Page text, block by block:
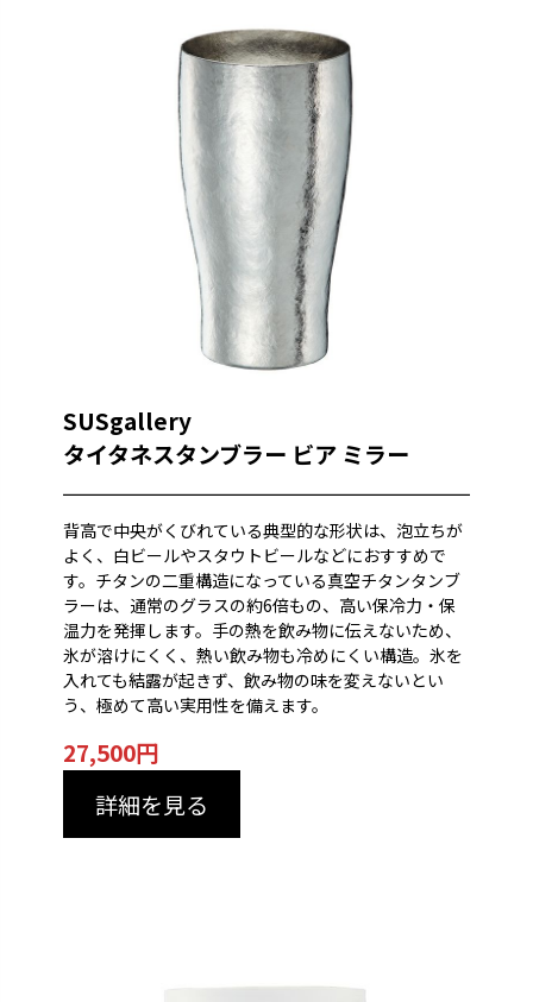
SUSgallery
タイタネスタンブラー ビア ミラー
背高で中央がくびれている典型的な形状は、泡立ちが
よく、白ビールやスタウトビールなどにおすすめで
す。チタンの二重構造になっている真空チタンタンブ
ラーは、通常のグラスの約6倍もの、高い保冷力・保
温力を発揮します。手の熱を飲み物に伝えないため、
氷が溶けにくく、熱い飲み物も冷めにくい構造。氷を
入れても結露が起きず、飲み物の味を変えないとい
う、極めて高い実用性を備えます。
27,500円
詳細を見る